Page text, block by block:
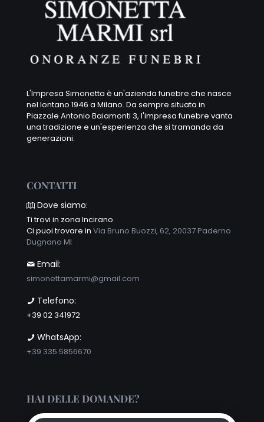
L'Impresa Simonetta è un'azienda funebre che nasce
nel lontano 1946 a Milano. Da sempre situata in
Piazzale Antonio Baiamonti 3, l'impresa funebre vanta
una tradizione e un'esperienza che si tramanda da
generazioni.
CONTATTI
Dove siamo:
Ti trovi in zona Incirano
Ci puoi trovare in Via Bruno Buozzi, 62, 20037 Paderno
Dugnano MI
Email:
simonettamarmi@gmail.com
Telefono:
+39 02 341972
WhatsApp:
+39 335 5856670
HAI DELLE DOMANDE?